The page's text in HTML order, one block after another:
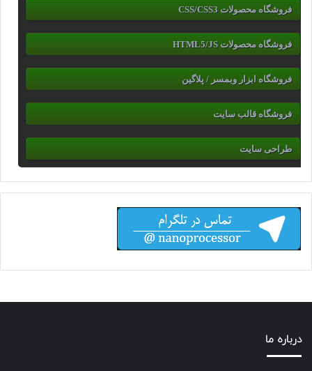
فروشگاه محصولات CSS/CSS3
فروشگاه محصولات HTML5/JS
فروشگاه ابزار وبمسر / پلاگین
فروشگاه قالب سایت
طراحی سایت
درباره ما